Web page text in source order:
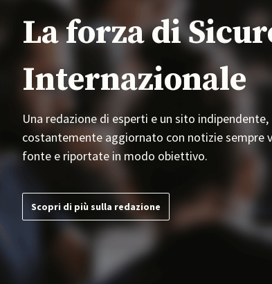
La forza di
Internazionale
Una redazione di esperti e un sito indipendente,
costantemente aggiornato con notizie sempre
fonte e riportate in modo obiettivo.
Scopri di più sulla redazione